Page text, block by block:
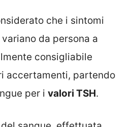
che i sintomi
da persona a
consigliabile
accertamenti, partendo
per i valori TSH.